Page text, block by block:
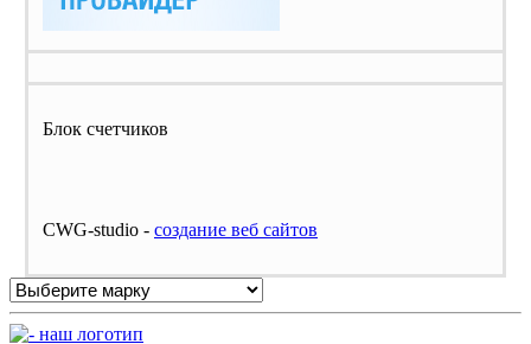
Блок счетчиков
CWG-studio - cоздание веб сайтов